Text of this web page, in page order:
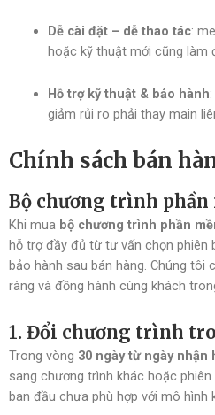
Dễ cài đặt – dễ thao tác:
hoặc kỹ thuật mới cũng làm
Hỗ trợ kỹ thuật & bảo hành
giảm rủi ro phải thay main
Chính sách bán
Bộ chương trình phần
Khi mua bộ chương trình phần
hỗ trợ đầy đủ từ tư vấn chọn phiên
bảo hành sau bán hàng. Chúng tôi
ràng và đồng hành cùng khách
1. Đổi chương trình
Trong vòng 30 ngày từ ngày nhận
sang chương trình khác hoặc
ban đầu chưa phù hợp với mô hình